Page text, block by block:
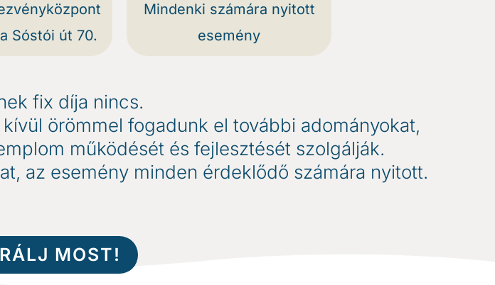
Sóstói út 70.
Mindenki számára nyitott
esemény
fix díja nincs.
örömmel fogadunk el további adományokat,
működését és fejlesztését szolgálják.
az esemény minden érdeklődő számára nyitott.
MOST!